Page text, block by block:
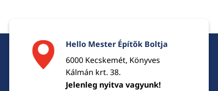
Hello Mester Építők Boltja
6000 Kecskemét, Könyves
Kálmán krt. 38.
Jelenleg nyitva vagyunk!